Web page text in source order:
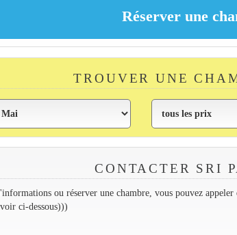
TROUVER UNE
CONTACTER SRI
ou réserver une chambre, vous pouvez
ci-dessous)))